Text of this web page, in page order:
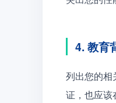
4. 教育
列出您的相
证，也应该